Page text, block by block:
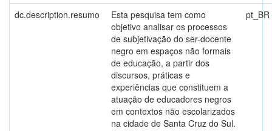
dc.description.resumo
Esta pesquisa tem como
objetivo analisar os processos
de subjetivação do ser-docente
negro em espaços não formais
de educação, a partir dos
discursos, práticas e
experiências que constituem a
atuação de educadores negros
em contextos não escolarizados
na cidade de Santa Cruz do Sul.
pt_BR